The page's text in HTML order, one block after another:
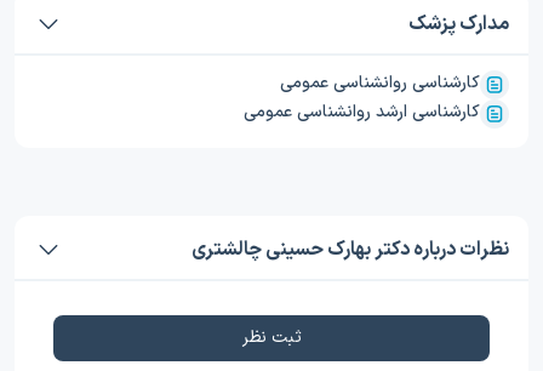
مدارک پزشک
کارشناسی روانشناسی عمومی
کارشناسی ارشد روانشناسی عمومی
نظرات درباره دکتر بهارک حسینی چالشتری
ثبت نظر